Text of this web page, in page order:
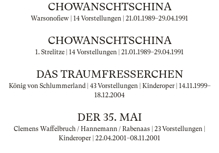
CHOWANSCHTSCHINA
Warsonofiew | 14 Vorstellungen | 21.01.1989–29.04.1991
CHOWANSCHTSCHINA
1. Strelitze | 14 Vorstellungen | 21.01.1989–29.04.1991
DAS TRAUMFRESSERCHEN
König von Schlummerland | 43 Vorstellungen | Kinderoper | 14.11.1999–
18.12.2004
DER 35. MAI
Clemens Waffelbruch / Hannemann / Rabenaas | 23 Vorstellungen |
Kinderoper | 22.04.2001–08.11.2001